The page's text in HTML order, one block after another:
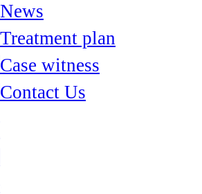
News
Treatment plan
Case witness
Contact Us